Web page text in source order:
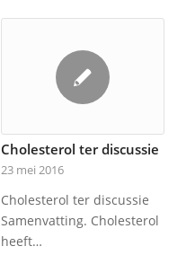
Cholesterol ter discussie
23 mei 2016
Cholesterol ter discussie
Samenvatting. Cholesterol
heeft…